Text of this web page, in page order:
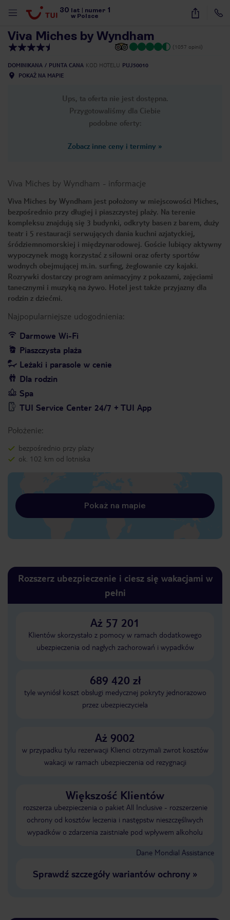
30 lat numer 1
w Polsce
20
Viva Miches by Wyndham
(1057 opinii)
DOMINIKANA PUNTA CANA KOD HOTELU PUJ50010
POKAŻ NA MAPIE
Ups, ta oferta nie jest dostępna.
Przygotowaliśmy dla Ciebie
podobne oferty:
Zobacz inne ceny i terminy »
Viva Miches by Wyndham - informacje
Viva Miches by Wyndham jest położony w miejscowości Miches,
bezpośrednio przy długiej i piaszczystej plaży. Na terenie
kompleksu znajdują się 3 budynki, odkryty basen z barem, duży
teatr i 5 restauracji serwujących dania kuchni azjatyckiej,
śródziemnomorskiej i międzynarodowej. Goście lubiący aktywny
wypoczynek mogą korzystać z siłowni oraz oferty sportów
wodnych obejmującej m.in. surfing, żeglowanie czy kajaki.
Rozrywki dostarczy program animacyjny z pokazami, zajęciami
tanecznymi i muzyką na żywo. Hotel jest także przyjazny dla
rodzin z dziećmi.
Najpopularniejsze udogodnienia:
Darmowe Wi-Fi
Piaszczysta plaża
Leżaki i parasole w cenie
Dla rodzin
Spa
TUI Service Center 24/7 + TUI App
Położenie:
bezpośrednio przy plaży
ok. 102 km od lotniska
Pokaż na mapie
Rozszerz ubezpieczenie i ciesz się wakacjami w
pełni
Aż 57 201
Klientów skorzystało z pomocy w ramach dodatkowego
ubezpieczenia od nagłych zachorowań i wypadków
689 420 zł
tyle wyniósł koszt obsługi medycznej pokryty jednorazowo
przez ubezpieczyciela
Aż 9002
w przypadku tylu rezerwacji Klienci otrzymali zwrot kosztów
wakacji w ramach ubezpieczenia od rezygnacji
Większość Klientów
rozszerza ubezpieczenia o pakiet All Inclusive - rozszerzenie
ochrony od kosztów leczenia i następstw nieszczęśliwych
wypadków o zdarzenia zaistniałe pod wpływem alkoholu
Dane Mondial Assistance
Sprawdź szczegóły wariantów ochrony»